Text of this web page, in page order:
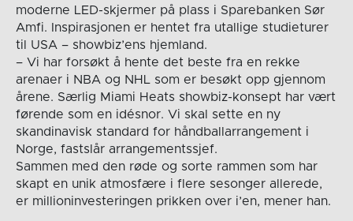
moderne LED-skjermer på plass i Sparebanken Sør
Amfi. Inspirasjonen er hentet fra utallige studieturer
til USA – showbiz’ens hjemland.
– Vi har forsøkt å hente det beste fra en rekke
arenaer i NBA og NHL som er besøkt opp gjennom
årene. Særlig Miami Heats showbiz-konsept har vært
førende som en idésnor. Vi skal sette en ny
skandinavisk standard for håndballarrangement i
Norge, fastslår arrangementssjef.
Sammen med den røde og sorte rammen som har
skapt en unik atmosfære i flere sesonger allerede,
er millioninvesteringen prikken over i’en, mener han.